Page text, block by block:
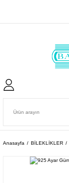
Anasayfa BİLEKLİKLER